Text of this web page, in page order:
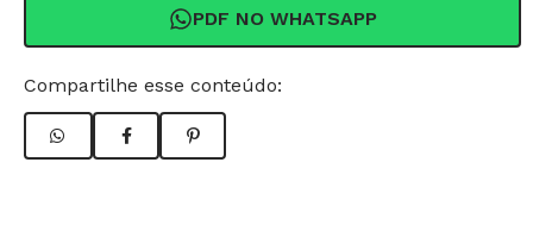
PDF NO WHATSAPP
Compartilhe esse conteúdo: